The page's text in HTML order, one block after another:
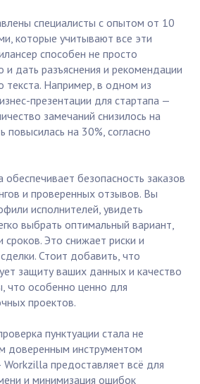
специалисты с опытом от 10
которые учитывают все эти
способен не просто
и дать разъяснения и рекомендации
текста. Например, в одном из
презентации для стартапа —
замечаний снизилось на
повысилась на 30%, согласно
безопасность заказов
и проверенных отзывов. Вы
исполнителей, увидеть
выбрать оптимальный вариант,
Это снижает риски и
Стоит добавить, что
защиту ваших данных и качество
что особенно ценно для
проектов.
пунктуации стала не
доверенным инструментом
предоставляет всё для
и минимизация ошибок